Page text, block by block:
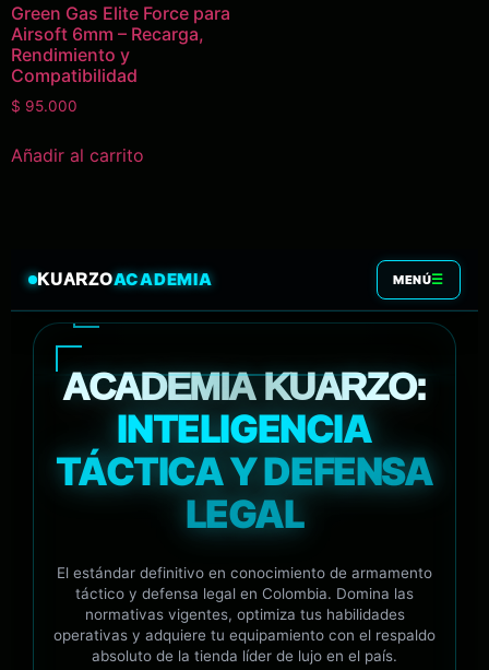
Green Gas Elite Force para
Airsoft 6mm – Recarga,
Rendimiento y
Compatibilidad
$ 95.000
Añadir al carrito
KUARZOACADEMIA MENÚ☰
ACADEMIA KUARZO:
INTELIGENCIA
TÁCTICA Y DEFENSA
LEGAL
El estándar definitivo en conocimiento de armamento
táctico y defensa legal en Colombia. Domina las
normativas vigentes, optimiza tus habilidades
operativas y adquiere tu equipamiento con el respaldo
absoluto de la tienda líder de lujo en el país.